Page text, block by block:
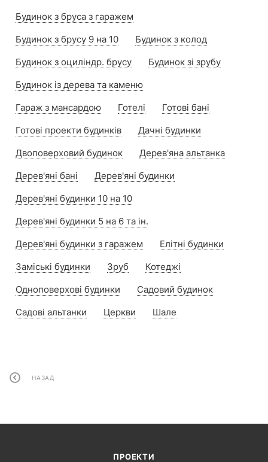
Будинок з бруса з гаражем
Будинок з брусу 9 на 10
Будинок з колод
Будинок з оциліндр. брусу
Будинок зі зрубу
Будинок із дерева та каменю
Гараж з мансардою
Готелі
Готові бані
Готові проекти будинків
Дачні будинки
Двоповерховий будинок
Дерев'яна альтанка
Дерев'яні бані
Дерев'яні будинки
Дерев'яні будинки 10 на 10
Дерев'яні будинки 5 на 6 та ін.
Дерев'яні будинки з гаражем
Елітні будинки
Заміські будинки
Зруб
Котеджі
Одноповерхові будинки
Садовий будинок
Садові альтанки
Церкви Шале
НАЗАД
ПРОЕКТИ